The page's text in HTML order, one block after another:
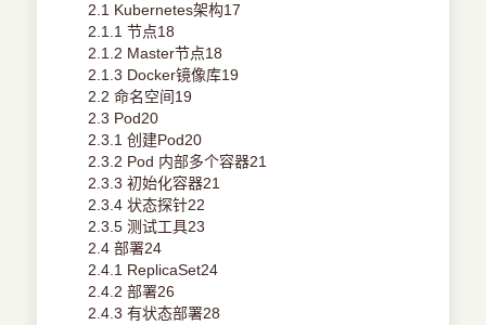
2.1 Kubernetes架构17
2.1.1 节点18
2.1.2 Master节点18
2.1.3 Docker镜像库19
2.2 命名空间19
2.3 Pod20
2.3.1 创建Pod20
2.3.2 Pod 内部多个容器21
2.3.3 初始化容器21
2.3.4 状态探针22
2.3.5 测试工具23
2.4 部署24
2.4.1 ReplicaSet24
2.4.2 部署26
2.4.3 有状态部署28